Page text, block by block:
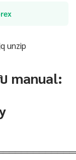
unzip
manual: